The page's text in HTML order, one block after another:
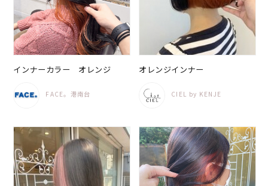
インナーカラー オレンジ
FACE。港南台
オレンジインナー
CIEL by KENJE